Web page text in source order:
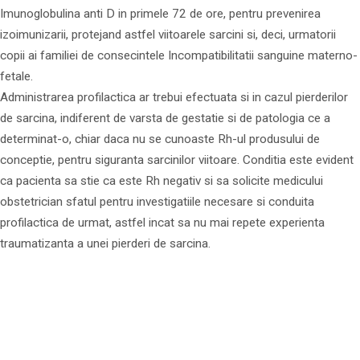
Imunoglobulina anti D in primele 72 de ore, pentru prevenirea
izoimunizarii, protejand astfel viitoarele sarcini si, deci, urmatorii
copii ai familiei de consecintele Incompatibilitatii sanguine materno-
fetale.
Administrarea profilactica ar trebui efectuata si in cazul pierderilor
de sarcina, indiferent de varsta de gestatie si de patologia ce a
determinat-o, chiar daca nu se cunoaste Rh-ul produsului de
conceptie, pentru siguranta sarcinilor viitoare. Conditia este evident
ca pacienta sa stie ca este Rh negativ si sa solicite medicului
obstetrician sfatul pentru investigatiile necesare si conduita
profilactica de urmat, astfel incat sa nu mai repete experienta
traumatizanta a unei pierderi de sarcina.